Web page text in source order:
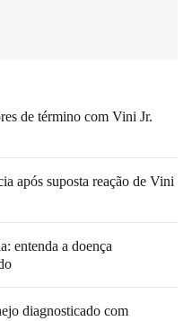
de término com Vini Jr.
após suposta reação de Vini
entenda a doença
diagnosticado com